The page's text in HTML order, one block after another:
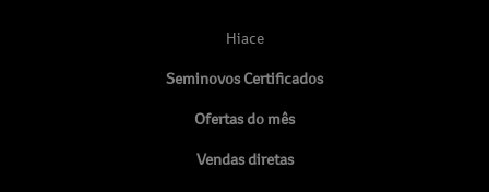
Hiace
Seminovos Certificados
Ofertas do mês
Vendas diretas